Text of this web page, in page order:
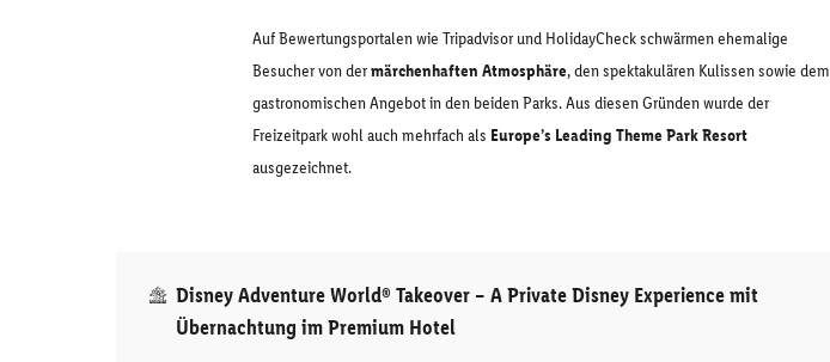
Auf Bewertungsportalen wie Tripadvisor und HolidayCheck schwärmen ehemalige
Besucher von dermärchenhaften Atmosphäre, den spektakulären Kulissen sowie dem
gastronomischen Angebot in den beiden Parks. Aus diesen Gründen wurde der
Freizeitpark wohl auch mehrfach als Europe’s Leading Theme Park Resort
ausgezeichnet.
Disney Adventure World® Takeover – A Private Disney Experience mit
Übernachtung im Premium Hotel